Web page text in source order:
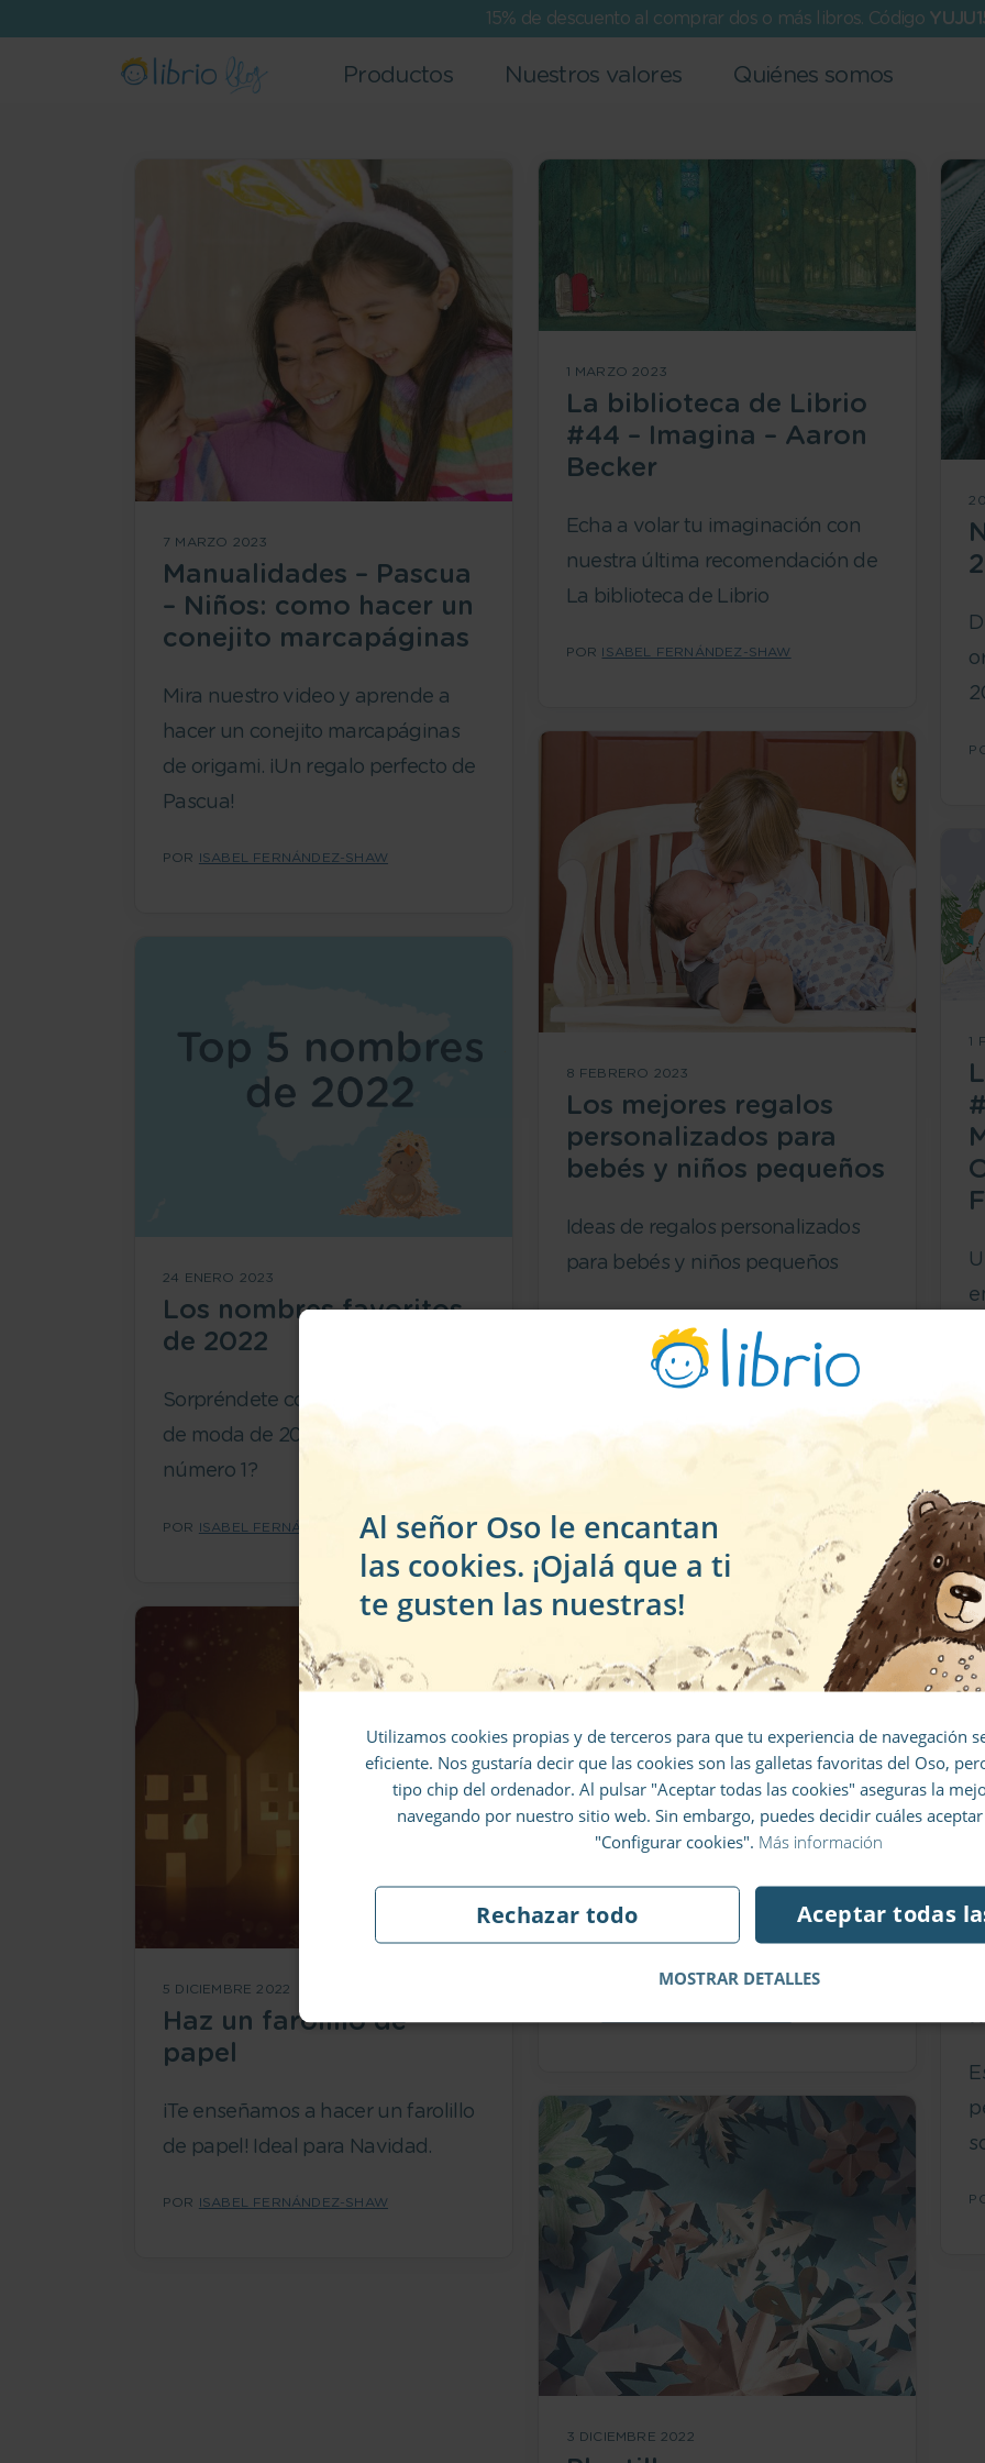
15% de descuento al comprar dos o más libros. Código
Productos Nuestros valores Quiénes somos
7 MARZO 2023
Manualidades – Pascua
– Niños: como hacer un
conejito marcapáginas
Mira nuestro video y aprende a
hacer un conejito marcapáginas
de origami. ¡Un regalo perfecto de
Pascua!
POR ISABEL FERNÁNDEZ-SHAW
1 MARZO 2023
La biblioteca de Librio
#44 – Imagina – Aaron
Becker
Echa a volar tu imaginación con
nuestra última recomendación de
La biblioteca de Librio
POR ISABEL FERNÁNDEZ-SHAW
8 FEBRERO 2023
Los mejores regalos
personalizados para
bebés y niños pequeños
Ideas de regalos personalizados
para bebés y niños pequeños
1
24 ENERO 2023
Los nombres favoritos
de 2022
Sorpréndete con los nombres más
de moda de 2022. ¿Cuál será el
número 1?
POR ISABEL FERNÁNDEZ-SHAW
1 ENERO 2023
La biblioteca de Librio
#42 – Tap the Magic
Tree – Christie
Un divertido libro interactivo para
5 DICIEMBRE 2022
Haz un farolillo de
papel
¡Te enseñamos a hacer un farolillo
de papel! Ideal para Navidad.
POR ISABEL FERNÁNDEZ-SHAW
3 DICIEMBRE 2022
Al señor Oso le encantan
las cookies. ¡Ojalá que a ti
te gusten las nuestras!
Utilizamos cookies propias y de terceros para que tu experiencia de navegación
eficiente. Nos gustaría decir que las cookies son las galletas favoritas del Oso,
tipo chip del ordenador. Al pulsar "Aceptar todas las cookies" aseguras la
navegando por nuestro sitio web. Sin embargo, puedes decidir cuáles
"Configurar cookies". Más información
Aceptar todas
Rechazar todo
MOSTRAR DETALLES
Llévate un 10% de descuento en
primer pedido
Apúntate a nuestro boletín de noticias y no se
escapará ni un chollo.
¡Me apunto al boletín!